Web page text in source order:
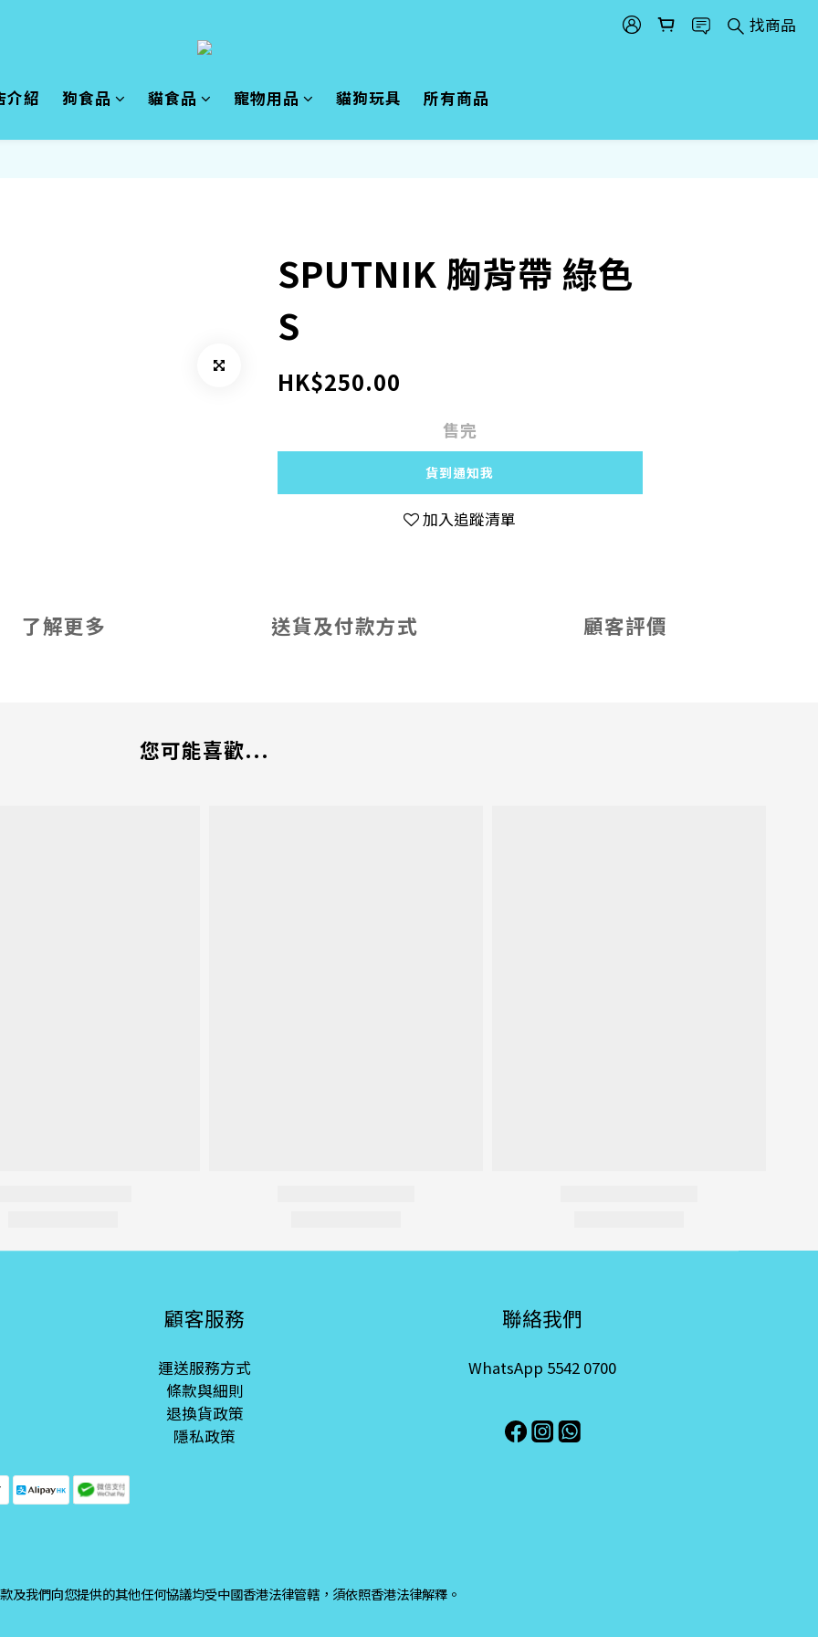
找商品
介紹 狗食品 貓食品 寵物用品 貓狗玩具 所有商品
SPUTNIK 胸背帶 綠色
S
HK$250.00
售完
貨到通知我
加入追蹤清單
了解更多 送貨及付款方式 顧客評價
您可能喜歡...
顧客服務
運送服務方式
條款與細則
退換貨政策
隱私政策
聯絡我們
WhatsApp 5542 0700
及我們向您提供的其他任何協議均受中國香港法律管轄，須依照香港法律解釋。